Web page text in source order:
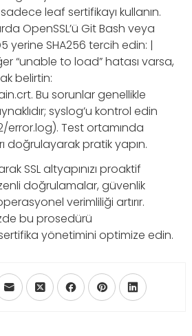
leaf sertifikayı kullanın.
OpenSSL’ü Git Bash veya
yerine SHA256 tercih edin: |
“unable to load” hatası varsa,
belirtin:
Bu sorunlar genellikle
syslog’u kontrol edin
Test ortamında
doğrulayarak pratik yapın.
SSL altyapınızı proaktif
doğrulamalar, güvenlik
verimliliği artırır.
bu prosedürü
yönetimini optimize edin.